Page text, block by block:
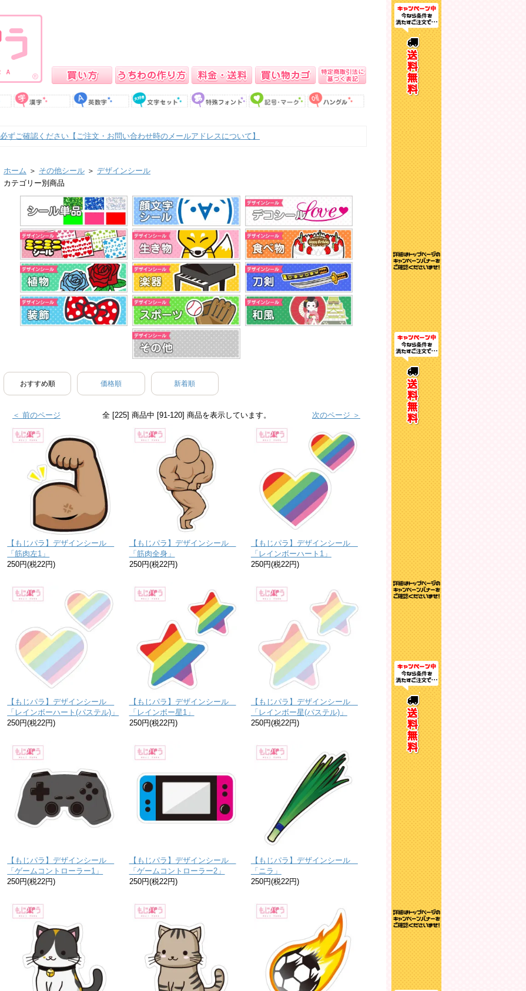
必ずご確認ください【ご注文・お問い合わせ時のメールアドレスについて】
ホーム ＞ その他シール ＞ デザインシール
カテゴリー別商品
おすすめ順 価格順 新着順
＜ 前のページ 全 [225] 商品中 [91-120] 商品を表示しています。 次のページ ＞
【もじパラ】デザインシール
「筋肉左1」
250円(税22円)
【もじパラ】デザインシール
「筋肉全身」
250円(税22円)
【もじパラ】デザインシール
「レインボーハート1」
250円(税22円)
【もじパラ】デザインシール
「レインボーハート(パステル)」
250円(税22円)
【もじパラ】デザインシール
「レインボー星1」
250円(税22円)
【もじパラ】デザインシール
「レインボー星(パステル)」
250円(税22円)
【もじパラ】デザインシール
「ゲームコントローラー1」
250円(税22円)
【もじパラ】デザインシール
「ゲームコントローラー2」
250円(税22円)
【もじパラ】デザインシール
「ニラ」
250円(税22円)